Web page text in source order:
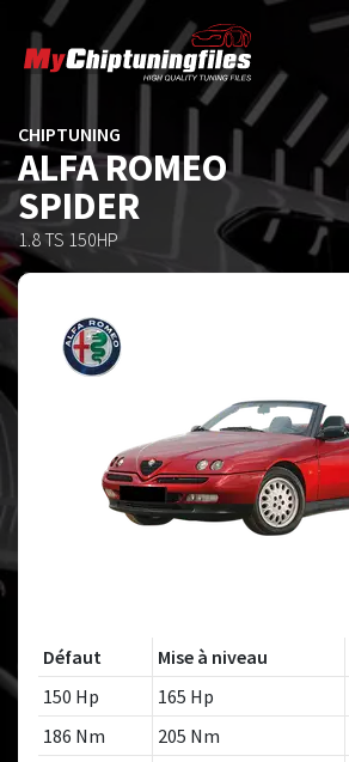
CHIPTUNING
ALFA ROMEO
SPIDER
1.8 TS 150HP
Défaut Mise à niveau
150 Hp
165 Hp
186 Nm
205 Nm